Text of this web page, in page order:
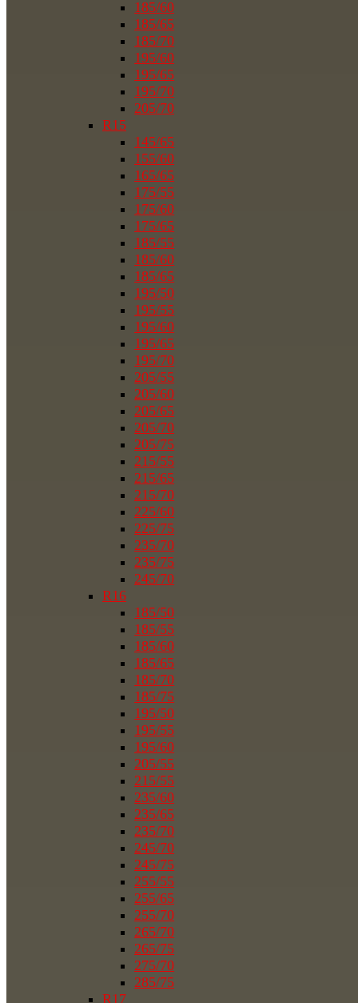
185/60
185/65
185/70
195/60
195/65
195/70
205/70
R15
145/65
155/60
165/65
175/55
175/60
175/65
185/55
185/60
185/65
195/50
195/55
195/60
195/65
195/70
205/55
205/60
205/65
205/70
205/75
215/55
215/65
215/70
225/60
225/75
235/70
235/75
245/70
R16
185/50
185/55
185/60
185/65
185/70
185/75
195/50
195/55
195/60
205/55
215/55
235/60
235/65
235/70
245/70
245/75
255/55
255/65
255/70
265/70
265/75
275/70
285/75
R17